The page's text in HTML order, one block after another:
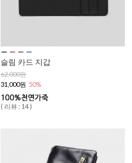
슬림 카드 지갑
62,000원
31,000원 50%
( 리뷰 : 14 )